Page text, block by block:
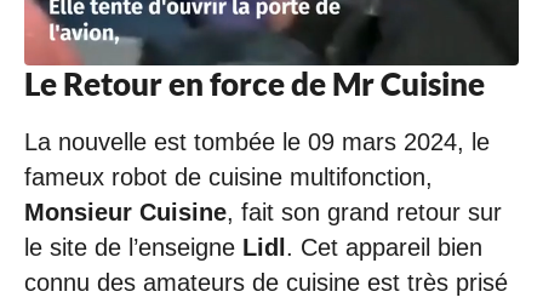
Le Retour en force de Mr Cuisine
La nouvelle est tombée le 09 mars 2024, le
fameux robot de cuisine multifonction,
Monsieur Cuisine, fait son grand retour sur
le site de l’enseigne Lidl . Cet appareil bien
connu des amateurs de cuisine est très prisé